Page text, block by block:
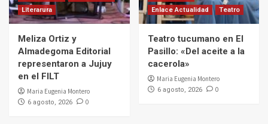
Literarura
Meliza Ortiz y
Almadegoma Editorial
representaron a Jujuy
en el FILT
Maria Eugenia Montero
6 agosto, 2026 0
Enlace Actualidad
Teatro
Teatro tucumano en El
Pasillo: «Del aceite a la
cacerola»
Maria Eugenia Montero
6 agosto, 2026 0